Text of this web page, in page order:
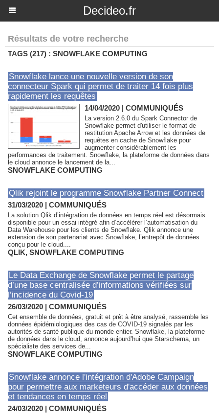
Decideo.fr
Résultats de votre recherche
TAGS (217) : SNOWFLAKE COMPUTING
Snowflake lance une nouvelle version de son
connecteur Spark qui permet de traiter 14 fois plus
rapidement les requêtes
14/04/2020 | COMMUNIQUÉS
La version 2.6.0 du Spark Connector de
Snowflake permet d'utiliser le format de
restitution Apache Arrow et les données de
requêtes en cache de Snowflake pour
augmenter considérablement les
performances de traitement. Snowflake, la plateforme de données dans
le cloud annonce le lancement de la...
SNOWFLAKE COMPUTING
Qlik rejoint le programme Snowflake Partner Connect
31/03/2020 | COMMUNIQUÉS
La solution Qlik d’intégration de données en temps réel est désormais
disponible pour un essai intégré afin d’accélérer l’automatisation du
Data Warehouse pour les clients de Snowflake. Qlik annonce une
extension de son partenariat avec Snowflake, l’entrepôt de données
conçu pour le cloud....
QLIK, SNOWFLAKE COMPUTING
Le Data Exchange de Snowflake permet le partage
d’une base centralisée d’informations vérifiées sur
l’incidence du Covid-19
26/03/2020 | COMMUNIQUÉS
Cet ensemble de données, gratuit et prêt à être analysé, rassemble les
données épidémiologiques des cas de COVID-19 signalés par les
autorités de santé publique du monde entier. Snowflake, la plateforme
de données dans le cloud, annonce aujourd’hui que Starschema, un
spécialiste des services de...
SNOWFLAKE COMPUTING
Snowflake annonce l'intégration d'Adobe Campaign
pour permettre aux marketeurs d'accéder aux données
et tendances en temps réel
24/03/2020 | COMMUNIQUÉS